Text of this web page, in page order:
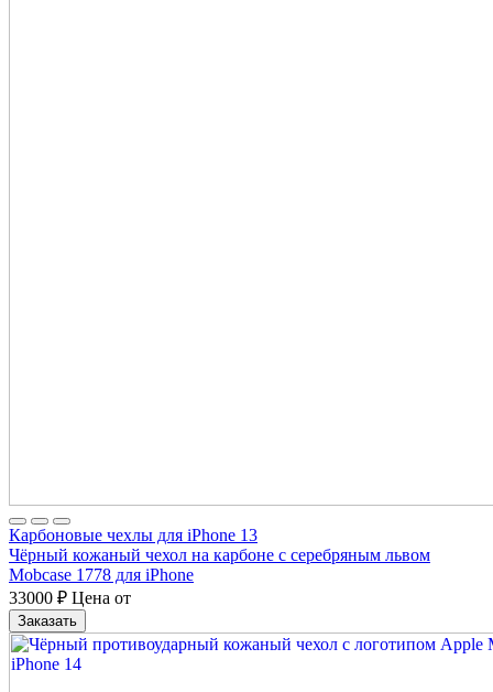
Карбоновые чехлы для iPhone 13
Чёрный кожаный чехол на карбоне с серебряным львом
Mobcase 1778 для iPhone
33000 ₽ Цена от
Заказать